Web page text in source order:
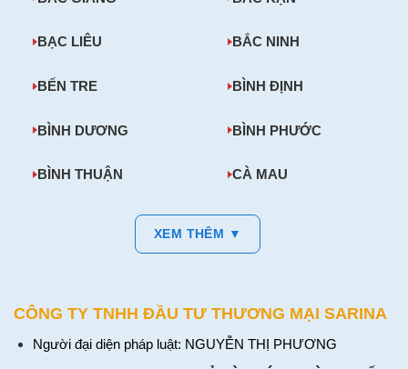
BẠC LIÊU BẮC NINH
BẾN TRE BÌNH ĐỊNH
BÌNH DƯƠNG BÌNH PHƯỚC
BÌNH THUẬN CÀ MAU
XEM THÊM ▼
CÔNG TY TNHH ĐẦU TƯ THƯƠNG MẠI SARINA
Người đại diện pháp luật: NGUYỄN THỊ PHƯƠNG